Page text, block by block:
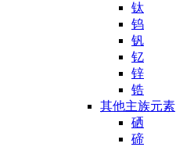
钛
钨
钒
钇
锌
锆
其他主族元素
硒
碲